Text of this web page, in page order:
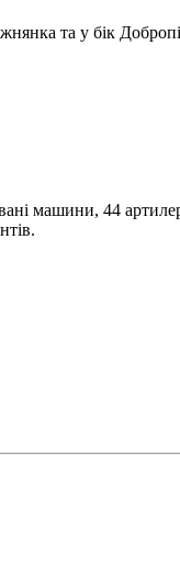
та у бік
машини, 44